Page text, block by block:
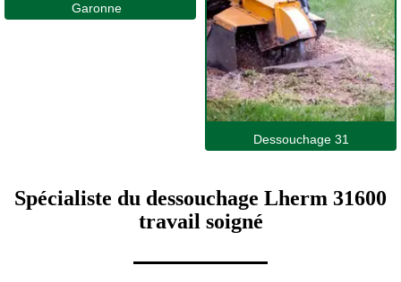
Garonne
Dessouchage 31
Spécialiste du dessouchage Lherm 31600
travail soigné